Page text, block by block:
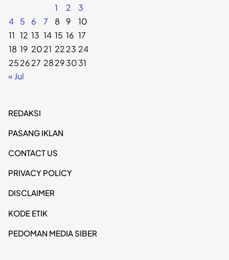
1
2
3
4
5 6 7 8 9
10
11 12 13 14 15 16 17
18 19 2021 2223 24
252627 28293031
« Jul
REDAKSI
PASANG IKLAN
CONTACT US
PRIVACY POLICY
DISCLAIMER
KODE ETIK
PEDOMAN MEDIA SIBER